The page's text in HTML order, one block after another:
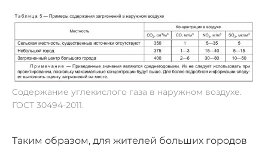
Содержание углекислого газа в наружном воздухе.
ГОСТ 30494-2011.
Таким образом, для жителей больших городов